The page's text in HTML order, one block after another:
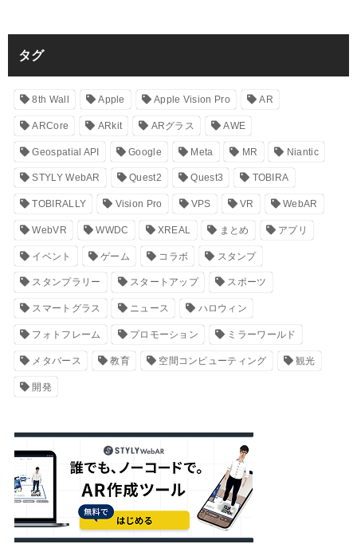
タグ
8th Wall Apple Apple Vision Pro AR
ARCore ARkit ARグラス AWE
Geospatial API Google Meta MR Niantic
STYLY WebAR Quest2 Quest3 TOBIRA
TOBIRALLY Vision Pro VPS VR WebAR
WebVR WWDC XREAL まとめ アプリ
イベント ゲーム コラボ スタンプ
スタンプラリー スタートアップ スポーツ
スマートグラス ニュース ハロウィン
フォトフレーム プロモーション ミラーワールド
メタバース 教育 空間コンピューティング 観光
開発